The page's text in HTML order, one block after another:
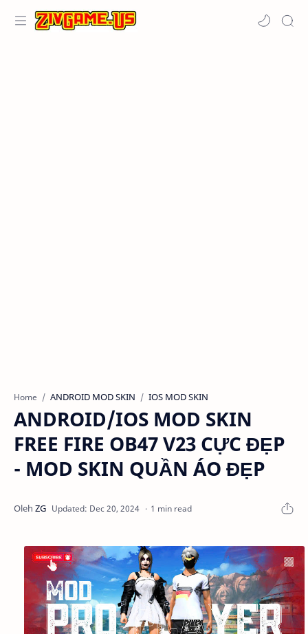
Home ANDROID MOD SKIN IOS MOD SKIN
ANDROID/IOS MOD SKIN
FREE FIRE OB47 V23 CỰC ĐẸP
- MOD SKIN QUẦN ÁO ĐẸP
1 min read